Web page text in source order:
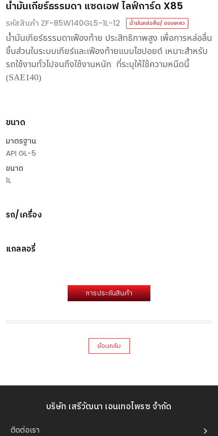
น้ำมันเกียร์ธรรมดา แซดเอฟ ไลฟ์การ์ด X85
รหัสสินค้า ZF-85W140GL5-1L-12 น้ำมันหล่อลื่น/ ของเหลว
น้ำมันเกียร์ธรรมดาเฟืองท้าย ประสิทธิภาพสูง เพื่อการหล่อลื่น
ชิ้นส่วนในระบบเกียร์และเฟืองท้ายแบบไฮปอยด์ เหมาะสำหรับ
รถใช้งานทั่วไปจนถึงใช้งานหนัก ที่ระบุให้ใช้ความหนืดนี้
(SAE140)
ขนาด
มาตรฐาน
API GL-5
ขนาด
1L
รถ/เครื่อง
แกลลอรี่
การประกันสินค้า
ย้อนกลับ
บริษัท เสรีวัฒนา เอนเทอไพรซ จำกัด
ติดต่อเรา